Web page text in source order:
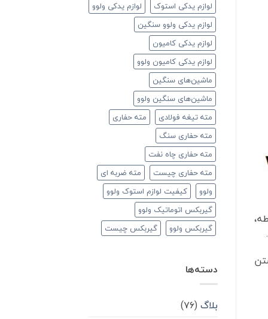
لوازم یدکی استوک
لوازم یدکی ولوو
لوازم یدکی ولوو سنگین
لوازم یدکی کامیون
لوازم یدکی کامیون ولوو
ماشین‌های سنگین
ماشین‌های سنگین ولوو
مته تیغه فولادی
مته حفاری
مته حفاری سنگ
مته حفاری چاه نفت
مته حفاری چیست
مته ضربه ای
ولوو
کیفیت لوازم استوک ولوو
گیربکس اتوماتیک ولوو
گیربکس ولوو
گیربکس چیست
دسته‌ها
بلاگ (۷۶)